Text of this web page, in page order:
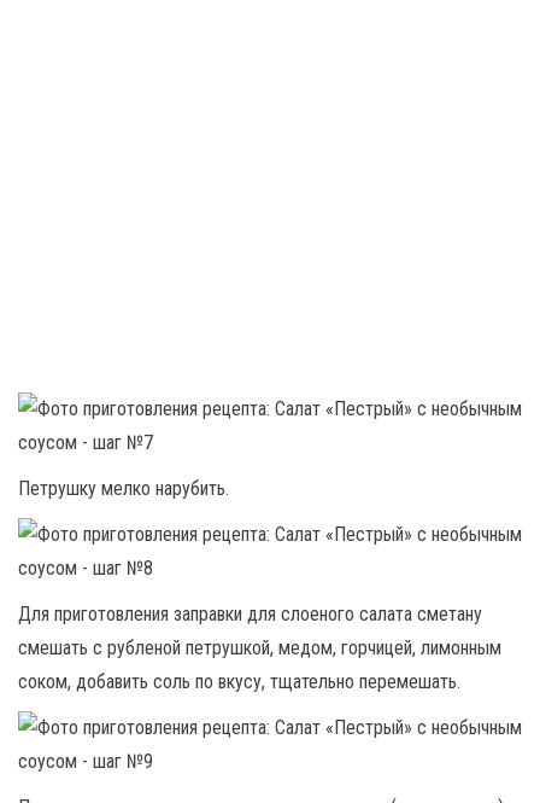
Петрушку мелко нарубить.
Для приготовления заправки для слоеного салата сметану
смешать с рубленой петрушкой, медом, горчицей, лимонным
соком, добавить соль по вкусу, тщательно перемешать.